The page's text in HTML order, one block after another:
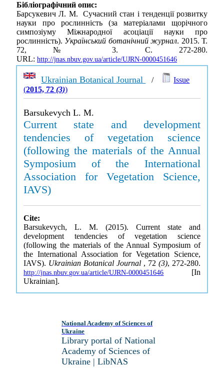
Бібліографічний опис:
Барсукевич Л. М. Сучасний стан і тенденції розвитку
науки про рослинність (за матеріалами щорічного
симпозіуму Міжнародної асоціації науки про
рослинність). Український ботанічний журнал. 2015. Т.
72, № 3. С. 272-280.
URL: http://jnas.nbuv.gov.ua/article/UJRN-0000451646
Ukrainian Botanical Journal /
Issue
(2015, 72(3))
Barsukevych L. M.
Current state and development
tendencies of vegetation science
(following the materials of the Annual
Symposium of the International
Association for Vegetation Science,
IAVS)
Cite:
Barsukevych, L. M. (2015). Current state and
development tendencies of vegetation science
(following the materials of the Annual Symposium of
the International Association for Vegetation Science,
IAVS). Ukrainian Botanical Journal , 72 (3), 272-280.
http://jnas.nbuv.gov.ua/article/UJRN-0000451646 [In
Ukrainian].
National Academy of Sciences of
Ukraine
Library portal of National
Academy of Sciences of
Ukraine | LibNAS